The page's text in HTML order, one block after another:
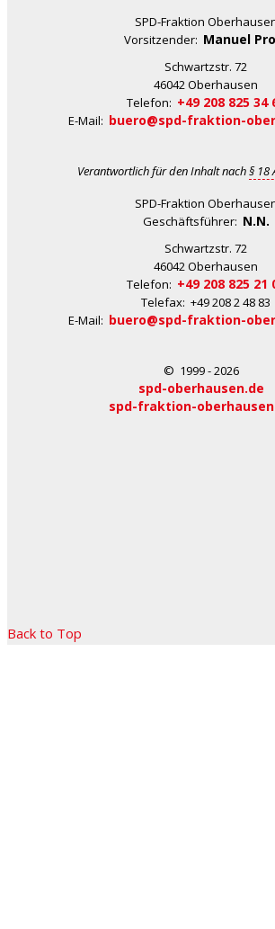
SPD-Fraktion
Vorsitzender: Manuel
Schwartzstr. 72
46042 Oberhausen
Telefon: +49 208 825 34
E-Mail: buero@spd-fraktion-
Verantwortlich für den Inhalt nach§ 18
SPD-Fraktion
Geschäftsführer: N.N.
Schwartzstr. 72
46042 Oberhausen
Telefon: +49 208 825 21
Telefax: +49 208 2 48 83
E-Mail: buero@spd-fraktion-
© 1999 - 2026
spd-oberhausen.de
spd-fraktion-
Back to Top